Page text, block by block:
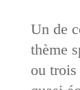
Un de
thème
ou trois